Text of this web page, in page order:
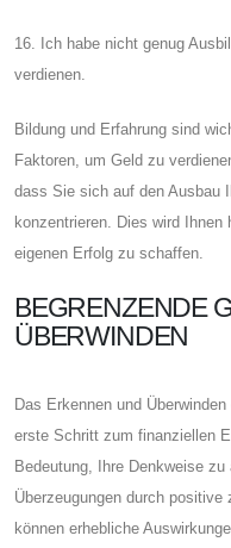
16. Ich habe nicht genug
verdienen.
Bildung und Erfahrung sind
Faktoren, um Geld zu
dass Sie sich auf den Ausbau
konzentrieren. Dies wird
eigenen Erfolg zu schaffen.
BEGRENZENDE
ÜBERWINDEN
Das Erkennen und
erste Schritt zum finanziellen
Bedeutung, Ihre Denkweise
Überzeugungen durch
können erhebliche